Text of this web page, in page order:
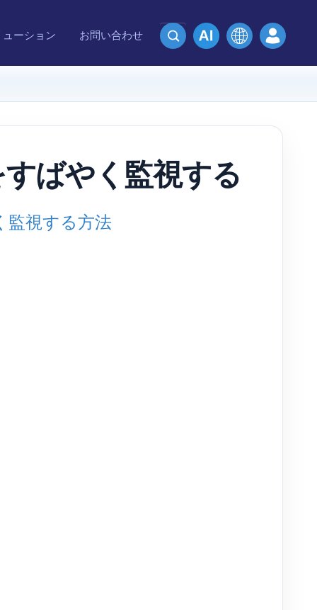
ューション お問い合わせ
ばやく監視する
監視する方法